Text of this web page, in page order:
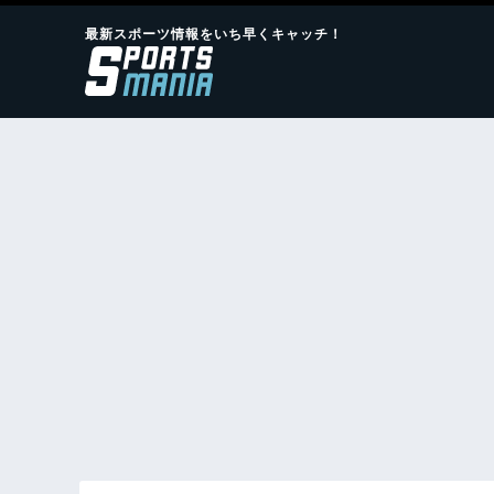
最新スポーツ情報をいち早くキャッチ！